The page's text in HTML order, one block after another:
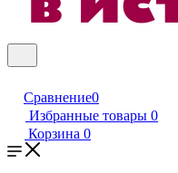
Сравнение0
Избранные товары 0
Корзина 0